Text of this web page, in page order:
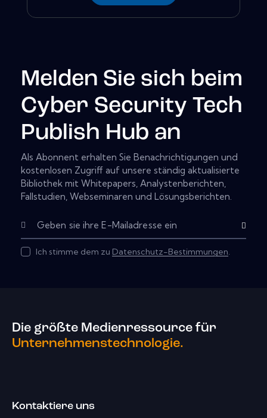
Melden Sie sich beim
Cyber Security Tech
Publish Hub an
Als Abonnent erhalten Sie Benachrichtigungen und
kostenlosen Zugriff auf unsere ständig aktualisierte
Bibliothek mit Whitepapers, Analystenberichten,
Fallstudien, Webseminaren und Lösungsberichten.
Ich stimme dem zu Datenschutz-Bestimmungen.
Die größte Medienressource für
Unternehmenstechnologie.
Kontaktiere uns